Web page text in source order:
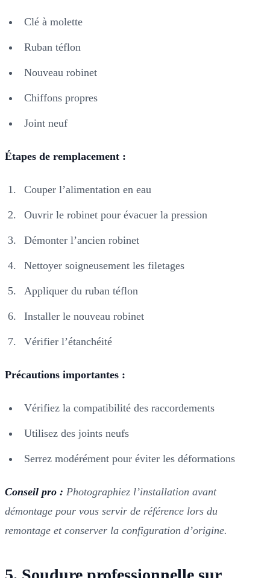
Clé à molette
Ruban téflon
Nouveau robinet
Chiffons propres
Joint neuf
Étapes de remplacement :
Couper l’alimentation en eau
Ouvrir le robinet pour évacuer la pression
Démonter l’ancien robinet
Nettoyer soigneusement les filetages
Appliquer du ruban téflon
Installer le nouveau robinet
Vérifier l’étanchéité
Précautions importantes :
Vérifiez la compatibilité des raccordements
Utilisez des joints neufs
Serrez modérément pour éviter les déformations
Conseil pro : Photographiez l’installation avant
démontage pour vous servir de référence lors du
remontage et conserver la configuration d’origine.